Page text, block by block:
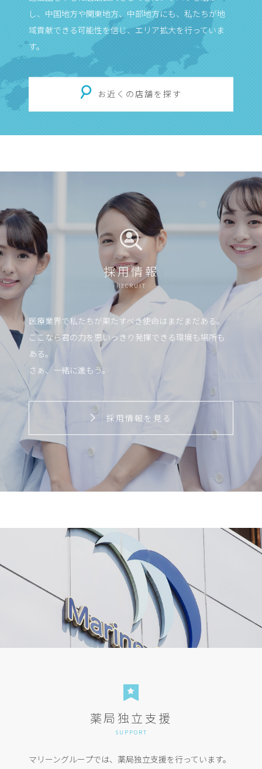
し、中国地方や関東地方、中部地方にも、私たちが地
域貢献できる可能性を信じ、エリア拡大を行っていま
す。
お近くの店舗を探す
採用情報
RECRUIT
医療業界で私たちが果たすべき使命はまだまだある。
ここなら君の力を思いっきり発揮できる環境も場所も
ある。
さぁ、一緒に進もう。
採用情報を見る
薬局独立支援
SUPPORT
マリーングループでは、薬局独立支援を行っています。